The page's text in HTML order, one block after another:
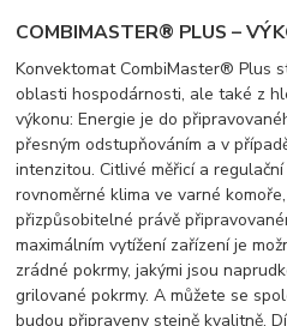
COMBIMASTER® PLUS –
Konvektomat CombiMaster® Plus
oblasti hospodárnosti, ale také z
výkonu: Energie je do
přesným odstupňováním a v
intenzitou. Citlivé měřicí a
rovnoměrné klima ve varné
přizpůsobitelné právě
maximálním vytížení zařízení je
zrádné pokrmy, jakými jsou
grilované pokrmy. A můžete se
budou připraveny stejně kvalitně.